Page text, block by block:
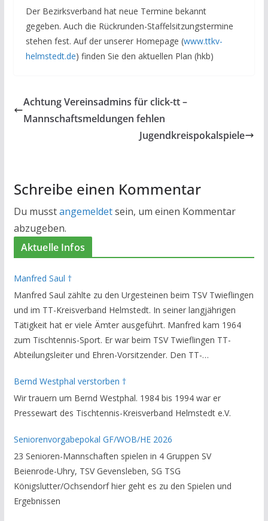
Der Bezirksverband hat neue Termine bekannt
gegeben. Auch die Rückrunden-Staffelsitzungstermine
stehen fest. Auf der unserer Homepage (www.ttkv-
helmstedt.de) finden Sie den aktuellen Plan (hkb)
Achtung Vereinsadmins für click-tt –
Mannschaftsmeldungen fehlen
Jugendkreispokalspiele
Schreibe einen Kommentar
Du musstangemeldetsein, um einen Kommentar
abzugeben.
Aktuelle Infos
Manfred Saul †
Manfred Saul zählte zu den Urgesteinen beim TSV Twieflingen
und im TT-Kreisverband Helmstedt. In seiner langjährigen
Tätigkeit hat er viele Ämter ausgeführt. Manfred kam 1964
zum Tischtennis-Sport. Er war beim TSV Twieflingen TT-
Abteilungsleiter und Ehren-Vorsitzender. Den TT-
Helmstedt unterstützte er als Staffelleiter. Zuletzt war er
Vorsitzender des Rechtsausschusses im Kreisverband. Im
stillen GedenkenH.-K. Bartels / Vorsitzender
Bernd Westphal verstorben †
Wir trauern um Bernd Westphal. 1984 bis 1994 war er
Pressewart des Tischtennis-Kreisverband Helmstedt e.V.
Seniorenvorgabepokal GF/WOB/HE 2026
23 Senioren-Mannschaften spielen in 4 Gruppen SV
Beienrode-Uhry, TSV Gevensleben, SG TSG
Königslutter/Ochsendorf hier geht es zu den Spielen und
Ergebnissen